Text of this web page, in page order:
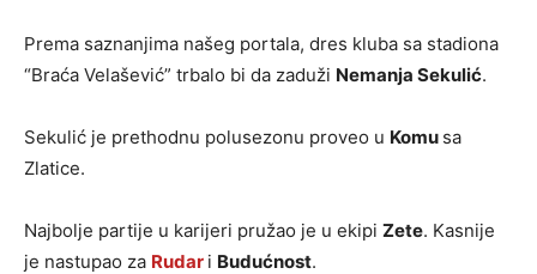
Prema saznanjima našeg portala, dres kluba sa stadiona
“Braća Velašević” trbalo bi da zaduži Nemanja Sekulić.
Sekulić je prethodnu polusezonu proveo u Komu sa
Zlatice.
Najbolje partije u karijeri pružao je u ekipi Zete. Kasnije
je nastupao za Rudar i Budućnost.